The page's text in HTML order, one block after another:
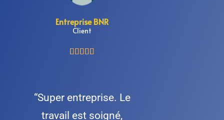
Entreprise BNR
Client
    
“Super entreprise. Le
travail est soigné,